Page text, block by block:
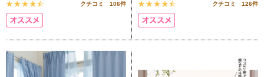
クチコミ 106件 クチコミ 126件